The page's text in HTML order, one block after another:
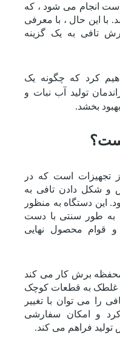
انجام می شود ، که
با این حال ، با معرفی
تافی به یک گزینه
کرد که چگونه یک
تولید آب نبات و
بخشد.
تجهیزات است که در
و شکل دادن تافی به
این دستگاه به منظور
به طور سنتی با دست
و قوام محصول نهایی
محفظه برش کار می کند
غلطک به قطعات کوچک
را می توان با تغییر
و امکان سفارشی
تولید فراهم می کند.